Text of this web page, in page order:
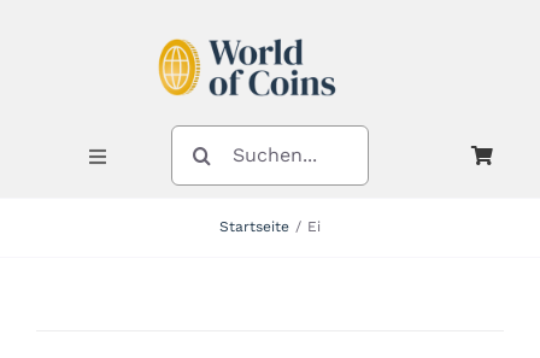
Toggle
Navigation
SUCHE
NACH:
Startseite Ei